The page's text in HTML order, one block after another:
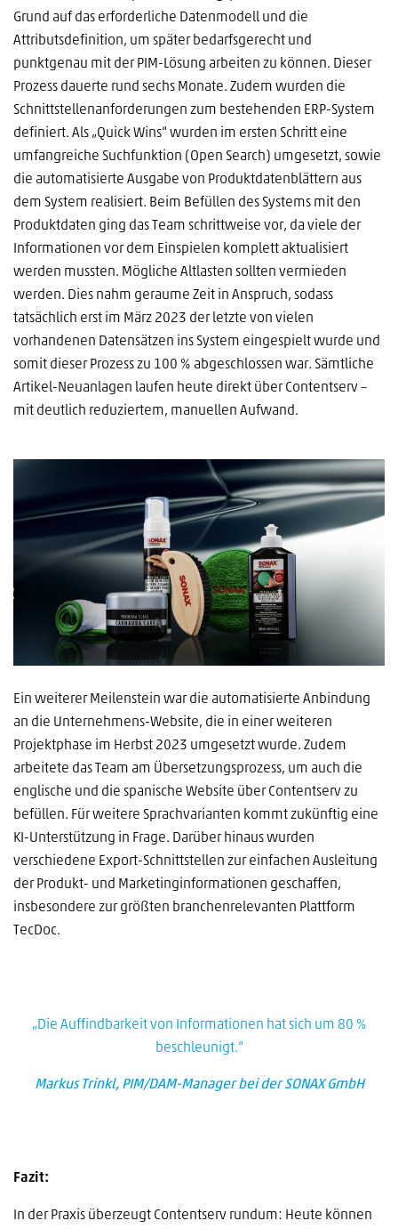
Grund auf das erforderliche Datenmodell und die
Attributsdefinition, um später bedarfsgerecht und
punktgenau mit der PIM-Lösung arbeiten zu können. Dieser
Prozess dauerte rund sechs Monate. Zudem wurden die
Schnittstellenanforderungen zum bestehenden ERP-System
definiert. Als „Quick Wins“ wurden im ersten Schritt eine
umfangreiche Suchfunktion (Open Search) umgesetzt, sowie
die automatisierte Ausgabe von Produktdatenblättern aus
dem System realisiert. Beim Befüllen des Systems mit den
Produktdaten ging das Team schrittweise vor, da viele der
Informationen vor dem Einspielen komplett aktualisiert
werden mussten. Mögliche Altlasten sollten vermieden
werden. Dies nahm geraume Zeit in Anspruch, sodass
tatsächlich erst im März 2023 der letzte von vielen
vorhandenen Datensätzen ins System eingespielt wurde und
somit dieser Prozess zu 100 % abgeschlossen war. Sämtliche
Artikel-Neuanlagen laufen heute direkt über Contentserv –
mit deutlich reduziertem, manuellen Aufwand.
Ein weiterer Meilenstein war die automatisierte Anbindung
an die Unternehmens-Website, die in einer weiteren
Projektphase im Herbst 2023 umgesetzt wurde. Zudem
arbeitete das Team am Übersetzungsprozess, um auch die
englische und die spanische Website über Contentserv zu
befüllen. Für weitere Sprachvarianten kommt zukünftig eine
KI-Unterstützung in Frage. Darüber hinaus wurden
verschiedene Export-Schnittstellen zur einfachen Ausleitung
der Produkt- und Marketinginformationen geschaffen,
insbesondere zur größten branchenrelevanten Plattform
TecDoc.
„Die Auffindbarkeit von Informationen hat sich um 80 %
beschleunigt.“
Markus Trinkl, PIM/DAM-Manager bei der SONAX GmbH
Fazit:
In der Praxis überzeugt Contentserv rundum: Heute können